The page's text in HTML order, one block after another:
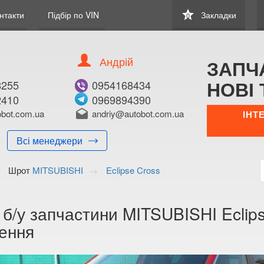
Підбір по VIN star
0 Закладки
Всі менеджери
Андрій
0954168434
0969894390
drafts andriy@autobot.com.ua
НОВІ
Шрот MITSUBISHI
Eclipse Cross
у запчастини MITSUBISHI